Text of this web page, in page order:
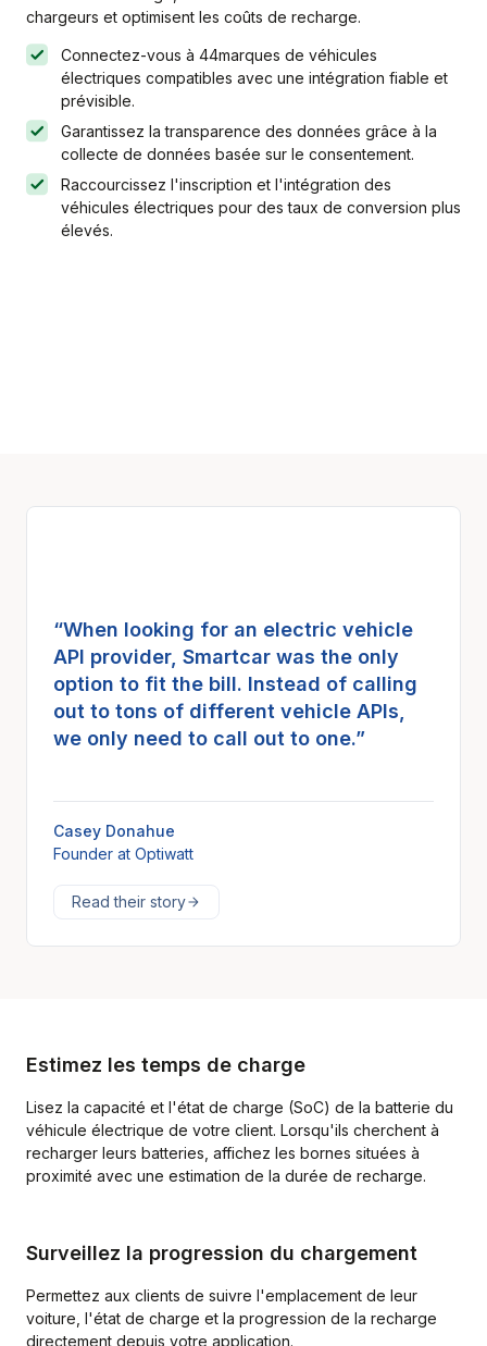
chargeurs et optimisent les coûts de recharge.
Connectez-vous à 44marques de véhicules
électriques compatibles avec une intégration fiable et
prévisible.
Garantissez la transparence des données grâce à la
collecte de données basée sur le consentement.
Raccourcissez l'inscription et l'intégration des
véhicules électriques pour des taux de conversion plus
élevés.
“When looking for an electric vehicle
API provider, Smartcar was the only
option to fit the bill. Instead of calling
out to tons of different vehicle APIs,
we only need to call out to one.”
Casey Donahue
Founder at Optiwatt
Read their story
Estimez les temps de charge
Lisez la capacité et l'état de charge (SoC) de la batterie du
véhicule électrique de votre client. Lorsqu'ils cherchent à
recharger leurs batteries, affichez les bornes situées à
proximité avec une estimation de la durée de recharge.
Surveillez la progression du chargement
Permettez aux clients de suivre l'emplacement de leur
voiture, l'état de charge et la progression de la recharge
directement depuis votre application.